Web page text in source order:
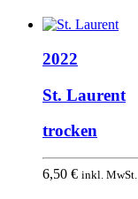
2022
St. Laurent
trocken
6,50 € inkl. MwSt.